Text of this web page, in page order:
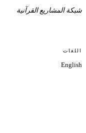
شبكة المشاريع القرآنية
اللغات
English